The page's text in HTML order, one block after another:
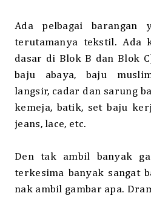
Ada pelbagai
terutamanya tekstil. Ada
dasar di Blok B dan Blok
baju abaya, baju
langsir, cadar dan sarung
kemeja, batik, set baju
jeans, lace, etc.
Den tak ambil banyak
terkesima banyak sangat
nak ambil gambar apa.